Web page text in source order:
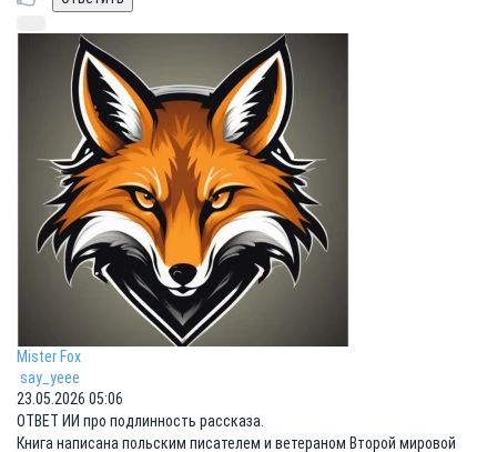
Mister Fox
say_yeee
23.05.2026 05:06
ОТВЕТ ИИ про подлинность рассказа.
Книга написана польским писателем и ветераном Второй мировой